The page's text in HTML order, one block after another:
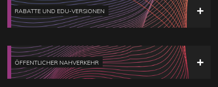
RABATTE UND EDU-VERSIONEN
ÖFFENTLICHER NAHVERKEHR